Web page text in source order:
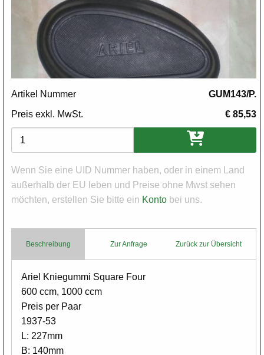
Artikel Nummer
GUM143/P.
Preis exkl. MwSt.
€ 85,53
Varianten
Wenn Sie eine UID Nummer haben, oder in einem Land
außerhalb der EU leben und Preise ohne Mwst sehen
möchten, erstellen Sie bitte ein Konto bei uns.
Beschreibung Zurück zur Übersicht
Zur Anfrage
Body
Ariel Kniegummi Square Four
600 ccm, 1000 ccm
Preis per Paar
1937-53
L: 227mm
B: 140mm